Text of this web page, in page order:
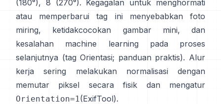
(180°), 8 (270°). Kegagalan untuk menghormati
atau memperbarui tag ini menyebabkan foto
miring, ketidakcocokan gambar mini, dan
kesalahan machine learning pada proses
selanjutnya (tag Orientasi; panduan praktis). Alur
kerja sering melakukan normalisasi dengan
memutar piksel secara fisik dan mengatur
Orientation=1(ExifTool).